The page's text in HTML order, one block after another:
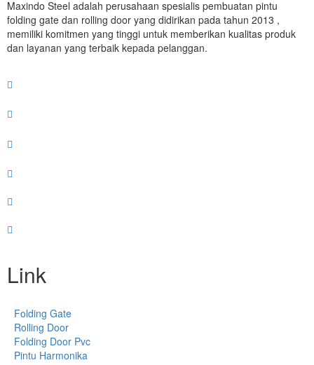
Maxindo Steel adalah perusahaan spesialis pembuatan pintu
folding gate dan rolling door yang didirikan pada tahun 2013 ,
memiliki komitmen yang tinggi untuk memberikan kualitas produk
dan layanan yang terbaik kepada pelanggan.
Link
Folding Gate
Rolling Door
Folding Door Pvc
Pintu Harmonika